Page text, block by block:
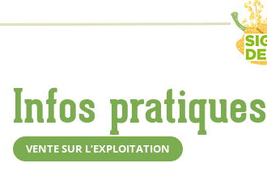
Infos pratiques
VENTE SUR L’EXPLOITATION